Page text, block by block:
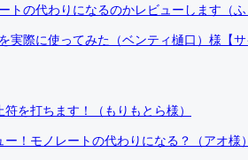
トの代わりになるのかレビューします（
実際に使ってみた（ベンティ樋口）様【
を打ちます！（もりもとら様）
！モノレートの代わりになる？（アオ様